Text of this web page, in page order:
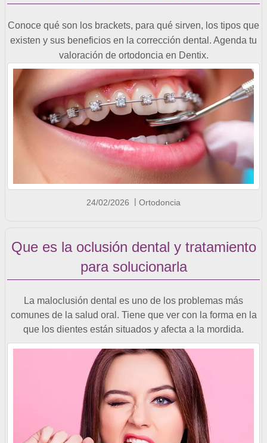
Conoce qué son los brackets, para qué sirven, los tipos que
existen y sus beneficios en la corrección dental. Agenda tu
valoración de ortodoncia en Dentix.
24/02/2026 Ortodoncia
Que es la oclusión dental y tratamiento
para solucionarla
La maloclusión dental es uno de los problemas más
comunes de la salud oral. Tiene que ver con la forma en la
que los dientes están situados y afecta a la mordida.